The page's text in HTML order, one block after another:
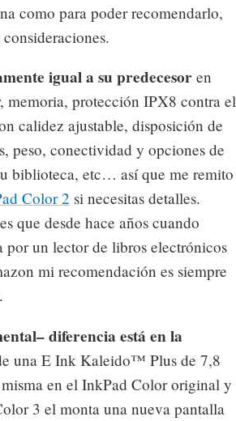
como para poder recomendarlo,
igual a su predecesor en
memoria, protección IPX8 contra el
calidez ajustable, disposición de
peso, conectividad y opciones de
biblioteca, etc… así que me remito
Color 2 si necesitas detalles.
que desde hace años cuando
por un lector de libros electrónicos
mi recomendación es siempre
diferencia está en la
una E Ink Kaleido™ Plus de 7,8
en el InkPad Color original y
3 el monta una nueva pantalla